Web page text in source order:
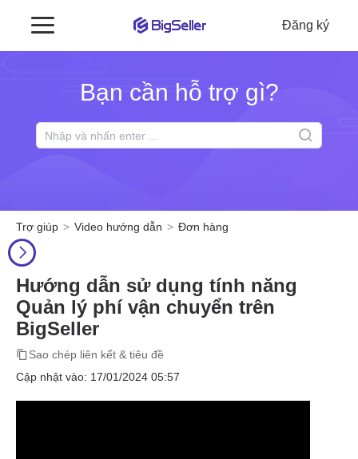
Đăng ký
Bạn cần hỗ trợ gì?
Trợ giúp Video hướng dẫn Đơn hàng
Hướng dẫn sử dụng tính năng
Quản lý phí vận chuyển trên
BigSeller
Sao chép liên kết & tiêu đề
Cập nhật vào: 17/01/2024 05:57